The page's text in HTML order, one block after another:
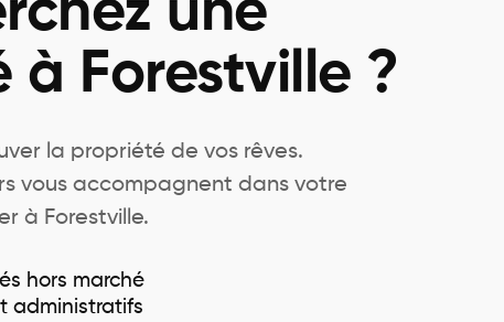
une
à Forestville ?
la propriété de vos rêves.
vous accompagnent dans votre
à Forestville.
hors marché
administratifs